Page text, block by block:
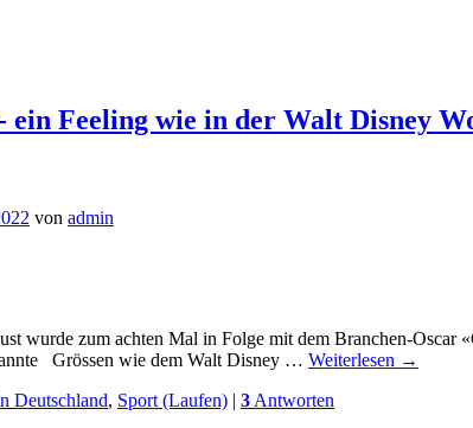
ein Feeling wie in der Walt Disney
von admin
wurde zum achten Mal in Folge mit dem Branchen-Oscar
Grössen wie dem Walt Disney … Weiterlesen →
Deutschland, Sport (Laufen) | 3 Antworten